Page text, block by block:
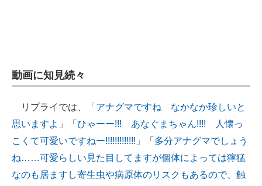
動画に知見続々
リプライでは、「 アナグマですね なかなか珍しいと
思いますよ 」「 ひゃーー!!! あなぐまちゃん!!!! 人懐っ
こくて可愛いですねー!!!!!!!!!!!!! 」「 多分アナグマでしょう
ね……可愛らしい見た目してますが個体によっては獰猛
なのも居ますし寄生虫や病原体のリスクもあるので、触